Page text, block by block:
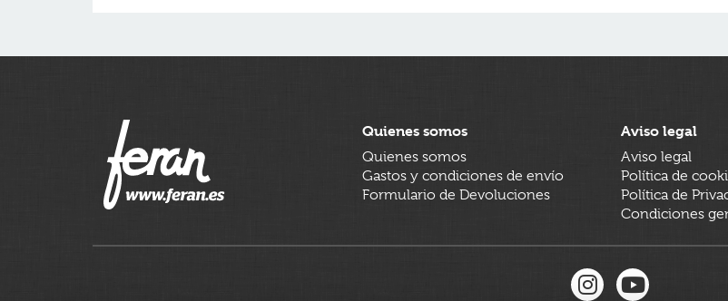
Quienes somos
Quienes somos
Gastos y condiciones de envío
Formulario de Devoluciones
Aviso legal
Aviso legal
Política de
Política de
Condiciones